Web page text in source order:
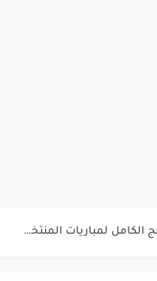
الكشف عن البرنامج الكامل لمباريات المنتخب التونسي خلال شهر جوان